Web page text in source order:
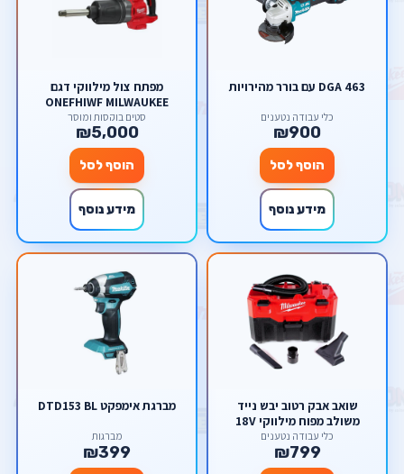
DGA 463 עם בורר מהירויות
כלי עבודה נטענים
₪900
הוסף לסל
מידע נוסף
מפתח צול מילווקי דגם
ONEFHIWF MILWAUKEE
סטים בוקסות ומוסך
₪5,000
הוסף לסל
מידע נוסף
שואב אבק רטוב יבש נייד
משולב מפוח מילווקי 18V
מילווקי Milwaukee M18VC2-
0
כלי עבודה נטענים
₪799
מברגת אימפקט DTD153 BL
מברגות
₪399